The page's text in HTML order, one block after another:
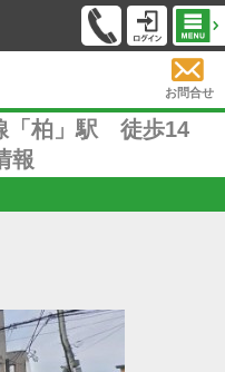
お問合せ
「柏」駅 徒歩14
報